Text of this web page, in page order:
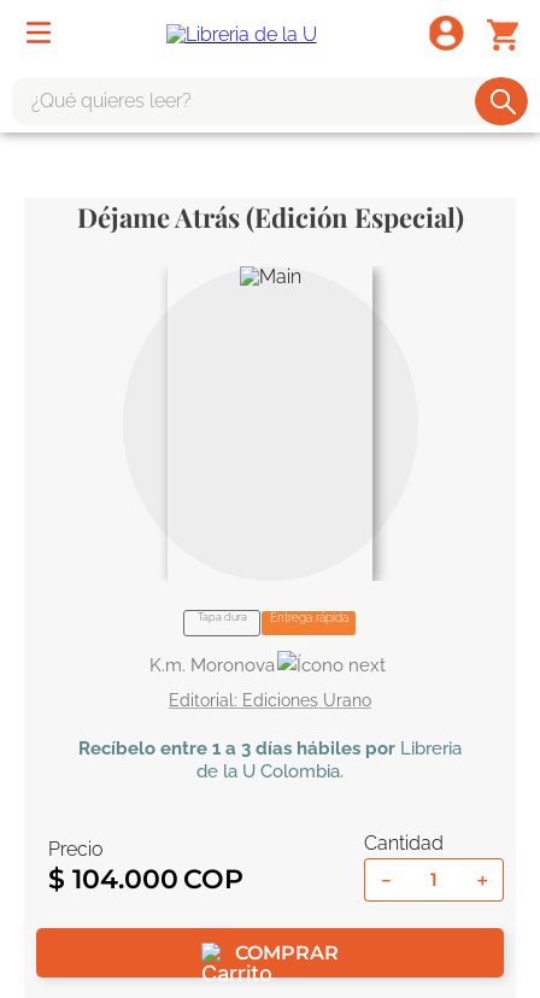
Déjame Atrás (Edición Especial)
Tapa dura Entrega rápida
K.m. Moronova
Ediciones Urano
Recíbelo entre 1 a 3 días hábiles por Libreria
de la U Colombia.
Precio
$ 104.000
Cantidad
＋
－
COMPRAR
tote bag -